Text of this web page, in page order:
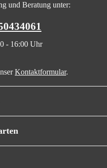
und Beratung unter:
- 16:00 Uhr
Kontaktformular.